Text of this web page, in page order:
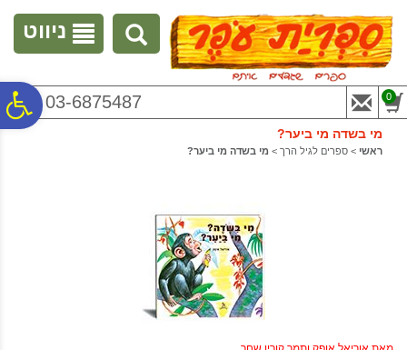
נגישות
אתר
המרכזי
ניווט
03-6875487 0
מי בשדה מי ביער?
ראשי > ספרים לגיל הרך > מי בשדה מי ביער?